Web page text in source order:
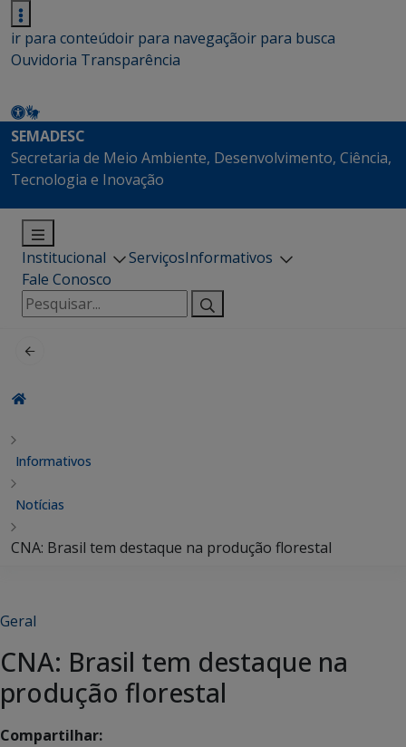
ir para conteúdoir para navegaçãoir para busca
Ouvidoria Transparência
SEMADESC
Secretaria de Meio Ambiente, Desenvolvimento, Ciência,
Tecnologia e Inovação
Institucional ServiçosInformativos
Fale Conosco
Pesquisar
por:
Informativos
Notícias
CNA: Brasil tem destaque na produção florestal
Geral
CNA: Brasil tem destaque na
produção florestal
Compartilhar: